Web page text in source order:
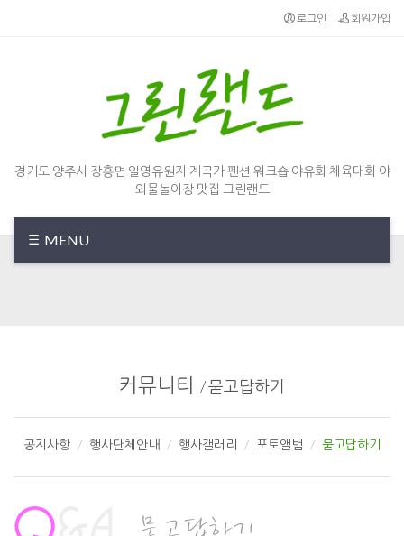
로그인 회원가입
경기도 양주시 장흥면 일영유원지 계곡가 펜션 워크숍 야유회 체육대회 야
외물놀이장 맛집 그린랜드
MENU
커뮤니티 /묻고답하기
공지사항 행사단체안내 행사갤러리 포토앨범 묻고답하기